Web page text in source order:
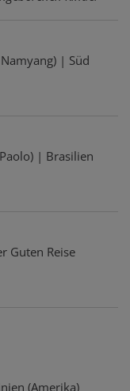
| Süd
| Brasilien
Guten Reise
(Amerika)